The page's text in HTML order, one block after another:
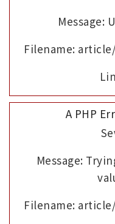
Message:
Filename:
A PHP
Message:
Filename: